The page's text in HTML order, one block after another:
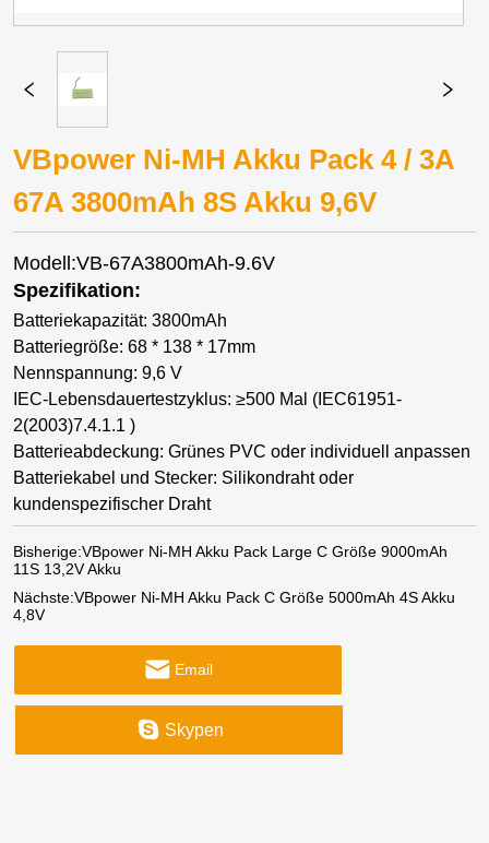
VBpower Ni-MH Akku Pack 4 / 3A
67A 3800mAh 8S Akku 9,6V
Modell:VB-67A3800mAh-9.6V
Spezifikation:
Batteriekapazität: 3800mAh
Batteriegröße: 68 * 138 * 17mm
Nennspannung: 9,6 V
IEC-Lebensdauertestzyklus: ≥500 Mal (IEC61951-
2(2003)7.4.1.1 )
Batterieabdeckung: Grünes PVC oder individuell anpassen
Batteriekabel und Stecker: Silikondraht oder
kundenspezifischer Draht
Bisherige:VBpower Ni-MH Akku Pack Large C Größe 9000mAh
11S 13,2V Akku
Nächste:VBpower Ni-MH Akku Pack C Größe 5000mAh 4S Akku
4,8V
Email
Skypen